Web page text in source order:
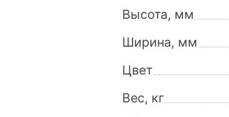
Высота, мм
Ширина, мм
Цвет
Вес, кг